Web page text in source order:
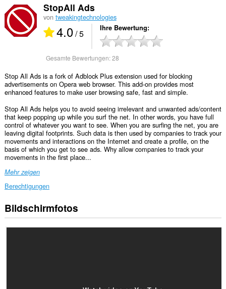
StopAll Ads
von tweakingtechnologies
4.0/ 5 Ihre Bewertung
Gesamte Bewertungen:28
Stop All Ads is a fork of Adblock Plus extension used for blocking
advertisements on Opera web browser. This add-on provides most
enhanced features to make user browsing safe, fast and simple.
Stop All Ads helps you to avoid seeing irrelevant and unwanted ads/content
that keep popping up while you surf the net. In other words, you have full
control of whatever you want to see. When you are surfing the net, you are
leaving digital footprints. Such data is then used by companies to track your
movements and interactions on the Internet and create a profile, on the
basis of which you get to see ads. Why allow companies to track your
movements in the first place...
Mehr zeigen
Berechtigungen
Diese
Erweiterung
Bildschirmfotos